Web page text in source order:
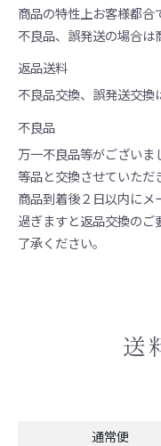
商品の特性上お客様都合
不良品、誤発送の場合は
返品送料
不良品交換、誤発送交換
不良品
万一不良品等がござい
等品と交換させていただ
商品到着後２日以内に
過ぎますと返品交換の
了承ください。
送
通常便